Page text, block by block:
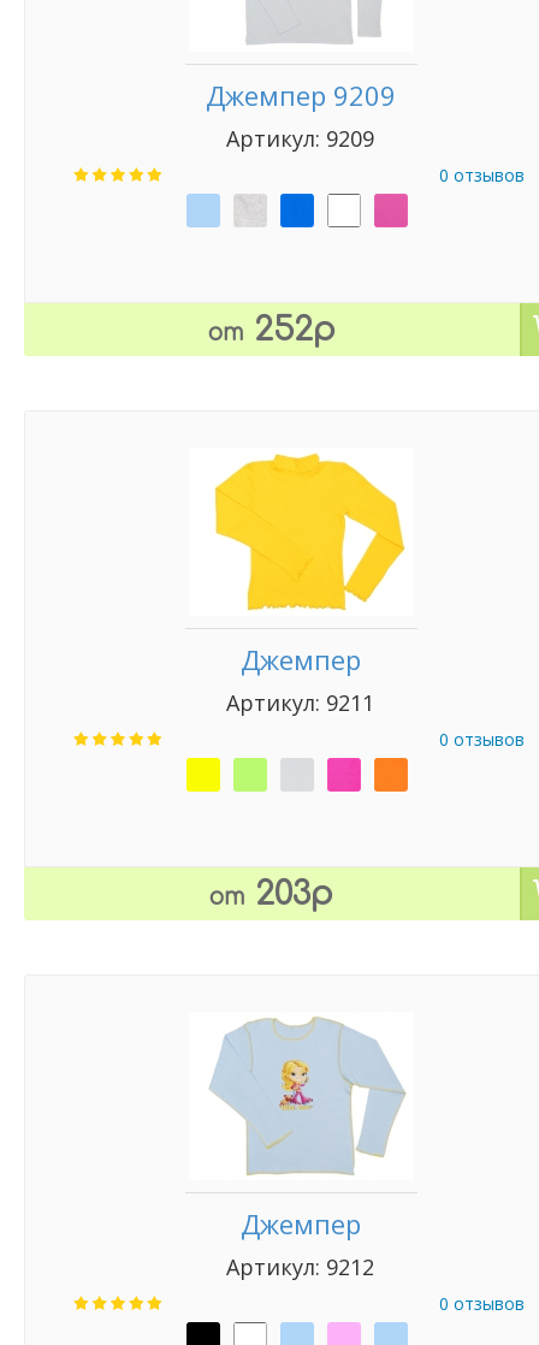
Джемпер 9209
Артикул: 9209
0 отзывов
от 252р
Джемпер
Артикул: 9211
0 отзывов
от 203р
Джемпер
Артикул: 9212
0 отзывов